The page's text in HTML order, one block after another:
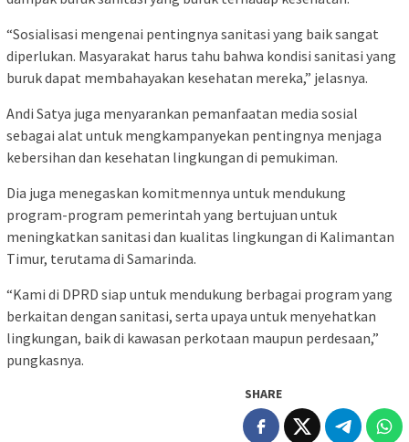
“Sosialisasi mengenai pentingnya sanitasi yang baik sangat
diperlukan. Masyarakat harus tahu bahwa kondisi sanitasi yang
buruk dapat membahayakan kesehatan mereka,” jelasnya.
Andi Satya juga menyarankan pemanfaatan media sosial
sebagai alat untuk mengkampanyekan pentingnya menjaga
kebersihan dan kesehatan lingkungan di pemukiman.
Dia juga menegaskan komitmennya untuk mendukung
program-program pemerintah yang bertujuan untuk
meningkatkan sanitasi dan kualitas lingkungan di Kalimantan
Timur, terutama di Samarinda.
“Kami di DPRD siap untuk mendukung berbagai program yang
berkaitan dengan sanitasi, serta upaya untuk menyehatkan
lingkungan, baik di kawasan perkotaan maupun perdesaan,”
pungkasnya.
SHARE